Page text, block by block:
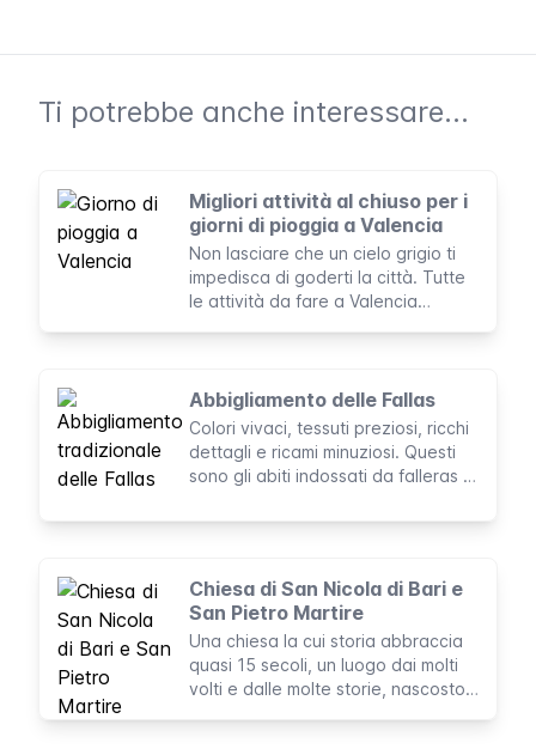
Ti potrebbe anche interessare...
Migliori attività al chiuso per i
giorni di pioggia a Valencia
Non lasciare che un cielo grigio ti
impedisca di goderti la città. Tutte
le attività da fare a Valencia
Abbigliamento delle Fallas
Colori vivaci, tessuti preziosi, ricchi
dettagli e ricami minuziosi. Questi
sono gli abiti indossati da falleras e
Chiesa di San Nicola di Bari e
San Pietro Martire
Una chiesa la cui storia abbraccia
quasi 15 secoli, un luogo dai molti
volti e dalle molte storie, nascosto